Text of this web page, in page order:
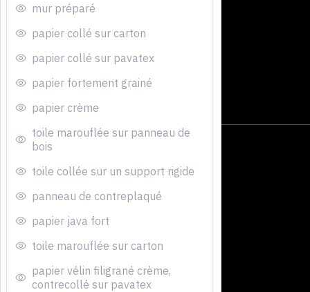
mur préparé
papier collé sur carton
papier collé sur pavatex
papier fortement grainé
papier crème
toile marouflée sur panneau de
bois
toile collée sur un support rigide
panneau de contreplaqué
papier java fort
toile marouflée sur carton
papier vélin filigrané crème,
contrecollé sur pavatex